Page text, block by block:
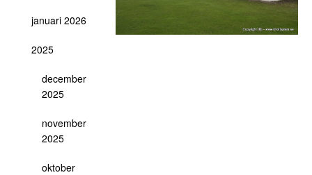
januari 2026
2025
december
2025
november
2025
oktober